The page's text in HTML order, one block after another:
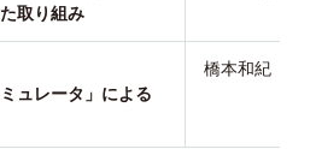
取り組み
ュレータ」による
橋本和紀